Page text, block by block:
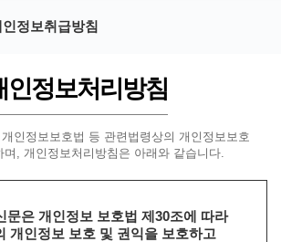
정보취급방침
인정보처리방침
인정보보호법 등 관련법령상의 개인정보보호
며, 개인정보처리방침은 아래와 같습니다.
문은 개인정보 보호법 제30조에 따라
개인정보 보호 및 권익을 보호하고